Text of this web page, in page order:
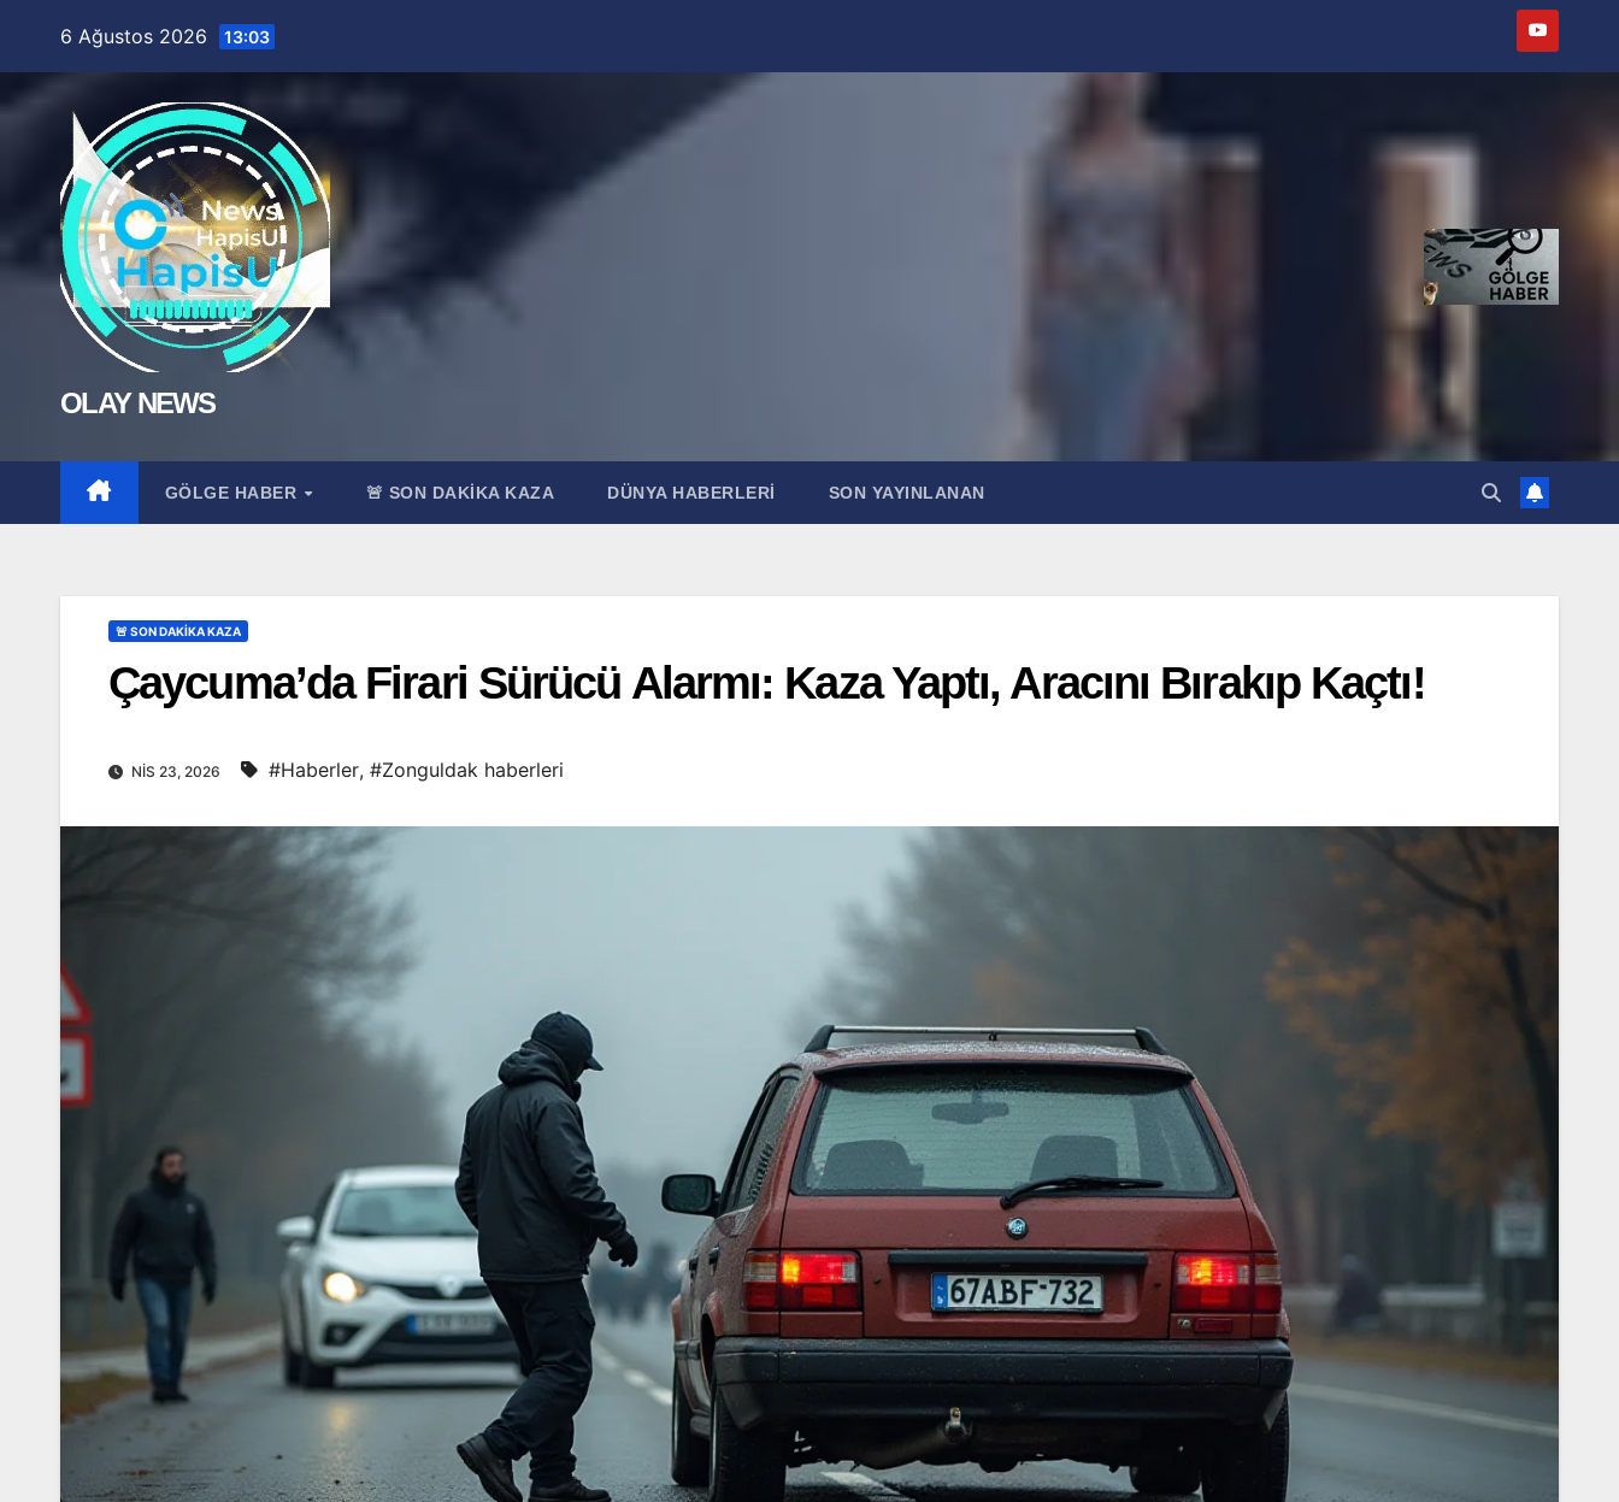
6 Ağustos 2026 13:03
OLAY NEWS
GÖLGE HABER 🚨 SON DAKİKA KAZA DÜNYA HABERLERI SON YAYINLANAN
🚨 SON DAKİKA KAZA
Çaycuma’da Firari Sürücü Alarmı: Kaza Yaptı, Aracını Bırakıp Kaçtı!
NIS 23, 2026 #Haberler, #Zonguldak haberleri